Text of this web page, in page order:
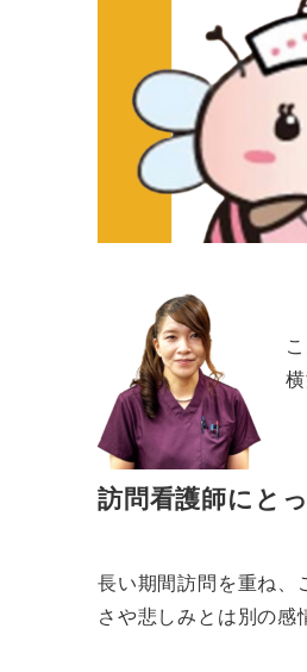
訪問看護師にと
長い期間訪問を重ね、
さや悲しみとは別の感